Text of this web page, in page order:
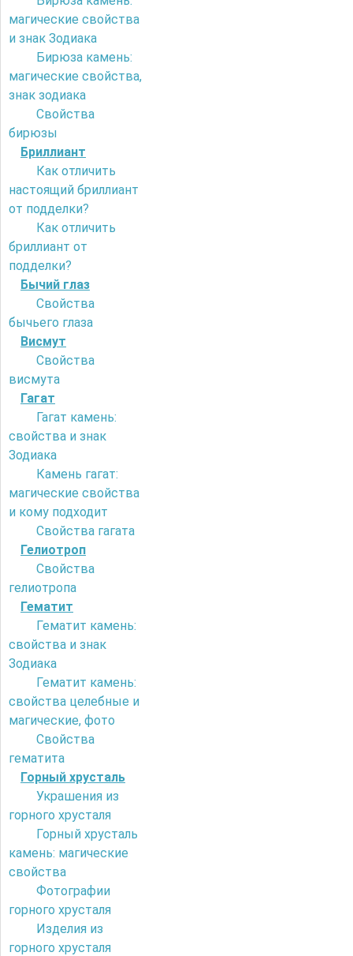
магические свойства
и знак Зодиака
Бирюза камень:
магические свойства,
знак зодиака
Свойства
бирюзы
Бриллиант
Как отличить
настоящий бриллиант
от подделки?
Как отличить
бриллиант от
подделки?
Бычий глаз
Свойства
бычьего глаза
Висмут
Свойства
висмута
Гагат
Гагат камень:
свойства и знак
Зодиака
Камень гагат:
магические свойства
и кому подходит
Свойства гагата
Гелиотроп
Свойства
гелиотропа
Гематит
Гематит камень:
свойства и знак
Зодиака
Гематит камень:
свойства целебные и
магические, фото
Свойства
гематита
Горный хрусталь
Украшения из
горного хрусталя
Горный хрусталь
камень: магические
свойства
Фотографии
горного хрусталя
Изделия из
горного хрусталя